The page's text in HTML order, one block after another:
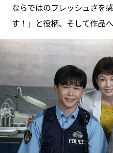
ならではのフレッシュさを
す！」と役柄、そして作品